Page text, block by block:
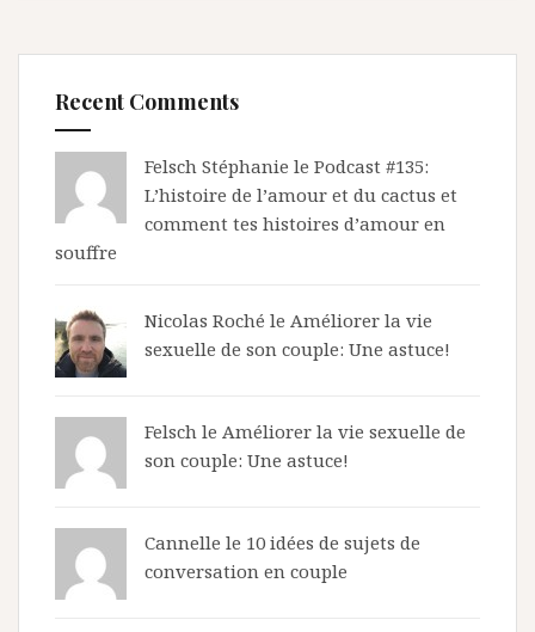
Recent Comments
Felsch Stéphanie le Podcast #135:
L’histoire de l’amour et du cactus et
comment tes histoires d’amour en
souffre
Nicolas Roché le Améliorer la vie
sexuelle de son couple: Une astuce!
Felsch le Améliorer la vie sexuelle de
son couple: Une astuce!
Cannelle le 10 idées de sujets de
conversation en couple